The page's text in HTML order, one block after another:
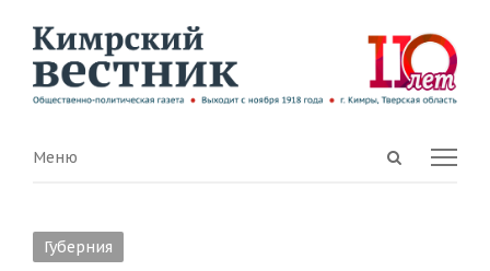
Open
Menu
Меню
Губерния